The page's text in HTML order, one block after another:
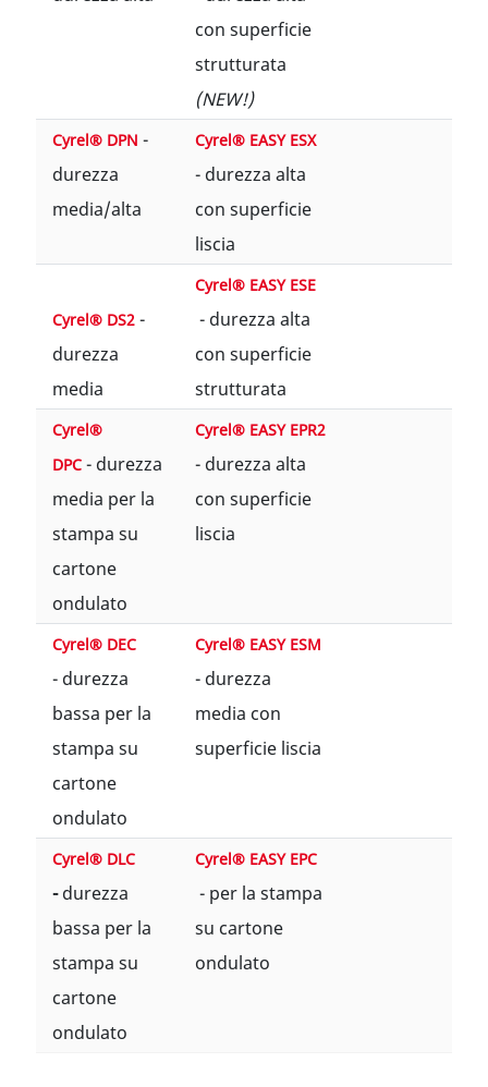
con superficie
strutturata
(NEW!)
Cyrel® DPN -
durezza
media/alta
Cyrel® EASY ESX​
- durezza alta
con superficie
liscia
Cyrel® DS2 -
durezza
media
Cyrel® EASY ESE
- durezza alta
con superficie
strutturata
Cyrel®
DPC - durezza
media per la
stampa su
cartone
ondulato
Cyrel® EASY EPR2
- durezza alta
con superficie
liscia
Cyrel® DEC
- durezza
bassa per la
stampa su
cartone
ondulato
Cyrel® EASY ESM
- durezza
media con
superficie liscia
Cyrel® DLC
-durezza
bassa per la
stampa su
cartone
ondulato
Cyrel® EASY EPC
- per la stampa
su cartone
ondulato